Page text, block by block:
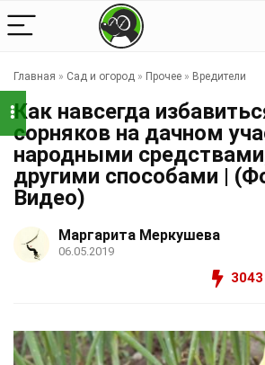
Главная » Сад и огород » Прочее » Вредители
Как навсегда
сорняков на дачном
народными
другими способами |
Видео)
Маргарита Меркушева
06.05.2019
3043